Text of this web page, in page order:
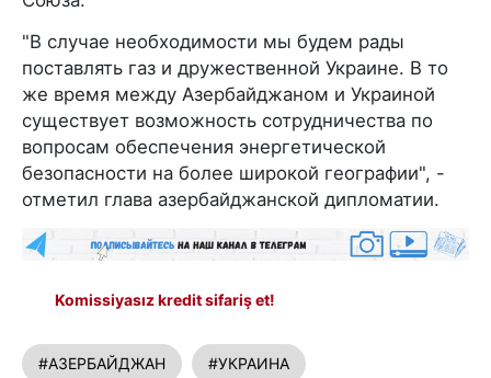
"В случае необходимости мы будем рады
поставлять газ и дружественной Украине. В то
же время между Азербайджаном и Украиной
существует возможность сотрудничества по
вопросам обеспечения энергетической
безопасности на более широкой географии", -
отметил глава азербайджанской дипломатии.
Komissiyasız kredit sifariş et!
#АЗЕРБАЙДЖАН #УКРАИНА